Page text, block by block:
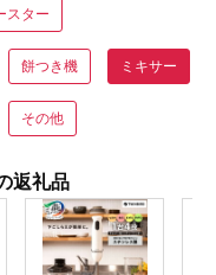
スター
餅つき機 ミキサー
その他
返礼品